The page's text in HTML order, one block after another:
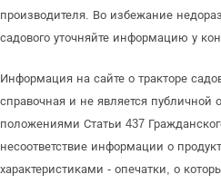
производителя. Во избежание
садового уточняйте информацию у
Информация на сайте о тракторе
справочная и не является публичной
положениями Статьи 437
несоответствие информации о
характеристиками - опечатки, о